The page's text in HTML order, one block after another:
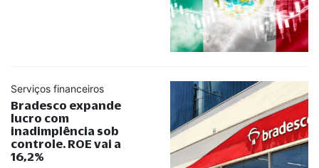
Serviços financeiros
Bradesco expande
lucro com
inadimplência sob
controle. ROE vai a
16,2%